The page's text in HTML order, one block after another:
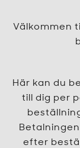
Välkommen
Här kan du
till dig per
efter